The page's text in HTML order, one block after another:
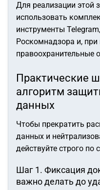
Для реализации этой
использовать
инструменты
Роскомнадзора и, при
правоохранительные
Практические
алгоритм
данных
Чтобы прекратить
данных и
действуйте строго
Шаг 1. Фиксация
важно делать до